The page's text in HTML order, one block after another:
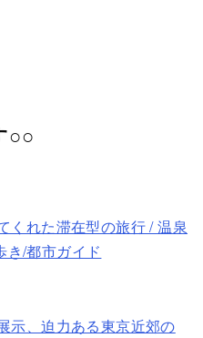
○○
くれた滞在型の旅行 / 温泉
き/都市ガイド
示、迫力ある東京近郊の